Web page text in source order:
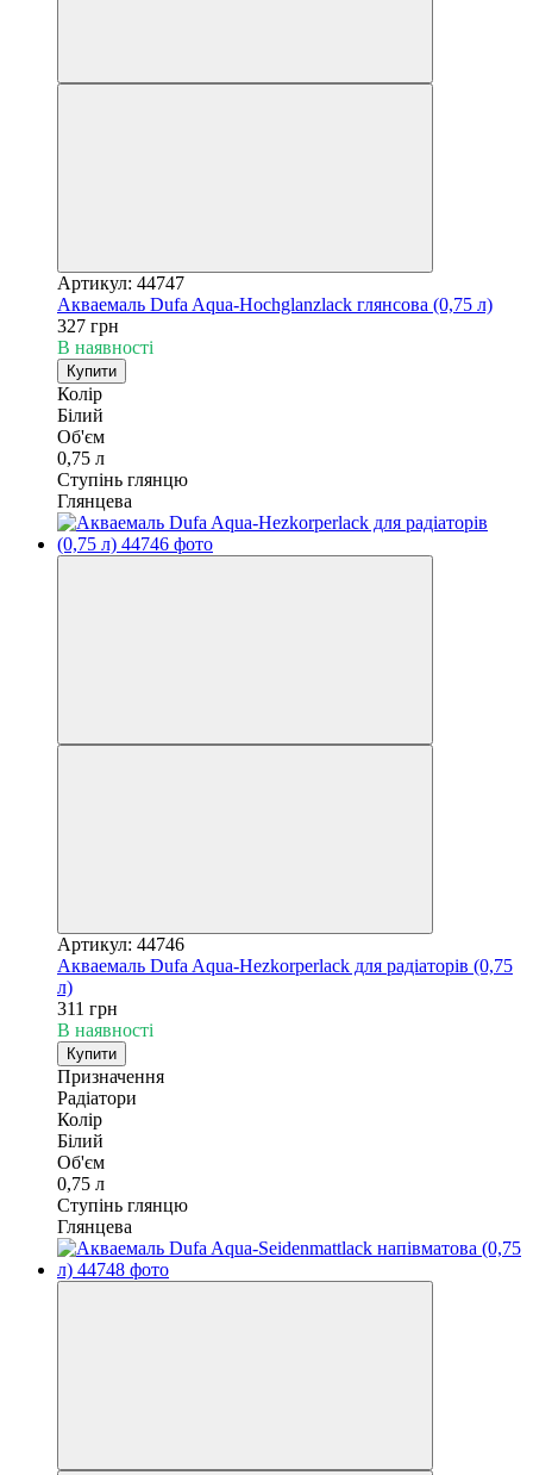
Артикул: 44747
Акваемаль Dufa Aqua-Hochglanzlack глянсова (0,75 л)
327 грн
В наявності
Купити
Колір
Білий
Об'єм
0,75 л
Ступінь глянцю
Глянцева
Артикул: 44746
Акваемаль Dufa Aqua-Hezkorperlack для радіаторів (0,75
л)
311 грн
В наявності
Купити
Призначення
Радіатори
Колір
Білий
Об'єм
0,75 л
Ступінь глянцю
Глянцева